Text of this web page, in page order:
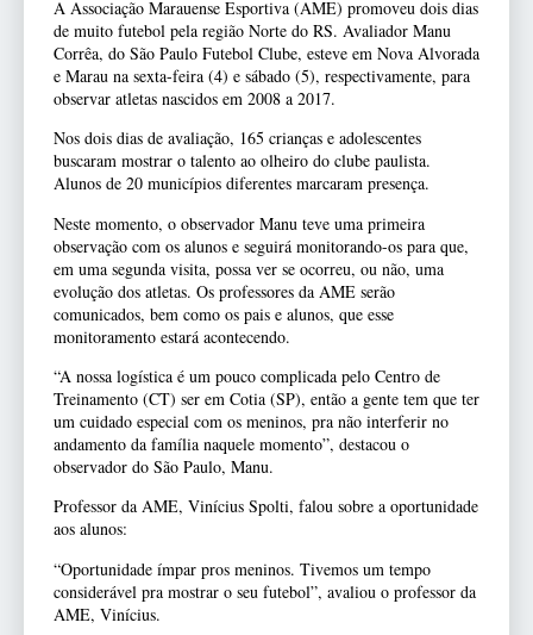
A Associação Marauense Esportiva (AME) promoveu dois dias
de muito futebol pela região Norte do RS. Avaliador Manu
Corrêa, do São Paulo Futebol Clube, esteve em Nova Alvorada
e Marau na sexta-feira (4) e sábado (5), respectivamente, para
observar atletas nascidos em 2008 a 2017.
Nos dois dias de avaliação, 165 crianças e adolescentes
buscaram mostrar o talento ao olheiro do clube paulista.
Alunos de 20 municípios diferentes marcaram presença.
Neste momento, o observador Manu teve uma primeira
observação com os alunos e seguirá monitorando-os para que,
em uma segunda visita, possa ver se ocorreu, ou não, uma
evolução dos atletas. Os professores da AME serão
comunicados, bem como os pais e alunos, que esse
monitoramento estará acontecendo.
“A nossa logística é um pouco complicada pelo Centro de
Treinamento (CT) ser em Cotia (SP), então a gente tem que ter
um cuidado especial com os meninos, pra não interferir no
andamento da família naquele momento”, destacou o
observador do São Paulo, Manu.
Professor da AME, Vinícius Spolti, falou sobre a oportunidade
aos alunos:
“Oportunidade ímpar pros meninos. Tivemos um tempo
considerável pra mostrar o seu futebol”, avaliou o professor da
AME, Vinícius.